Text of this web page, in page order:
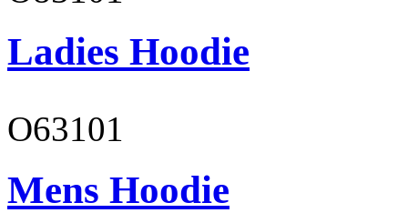
Ladies Hoodie
O63101
Mens Hoodie